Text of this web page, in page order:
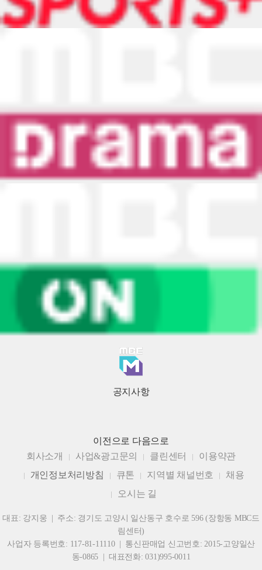
공지사항
이전으로 다음으로
회사소개
사업&광고문의 클린센터
이용약관
개인정보처리방침
큐톤 지역별 채널번호
채용
오시는 길
대표: 강지웅 | 주소: 경기도 고양시 일산동구 호수로 596 (장항동 MBC드
림센터)
사업자 등록번호: 117-81-11110 | 통신판매업 신고번호: 2015-고양일산
동-0865 | 대표전화: 031)995-0011